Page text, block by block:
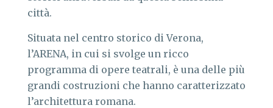
città.
Situata nel centro storico di Verona,
l’ARENA, in cui si svolge un ricco
programma di opere teatrali, è una delle più
grandi costruzioni che hanno caratterizzato
l’architettura romana.